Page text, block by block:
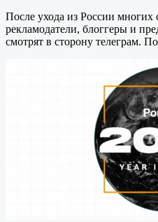
После ухода из России многих
рекламодатели, блоггеры и
смотрят в сторону телеграм.